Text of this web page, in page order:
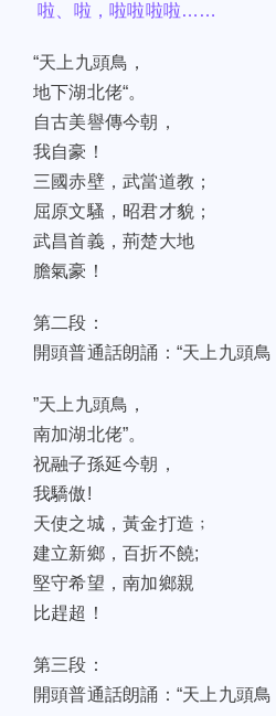
啦、啦，啦啦啦啦……
“天上九頭鳥，
地下湖北佬“。
自古美譽傳今朝，
我自豪！
三國赤壁，武當道教；
屈原文騷，昭君才貌；
武昌首義，荊楚大地
膽氣豪！
第二段：
開頭普通話朗誦：“天上九頭鳥
”天上九頭鳥，
南加湖北佬”。
祝融子孫延今朝，
我驕傲!
天使之城，黃金打造﹔
建立新鄉，百折不饒;
堅守希望，南加鄉親
比趕超！
第三段：
開頭普通話朗誦：“天上九頭鳥